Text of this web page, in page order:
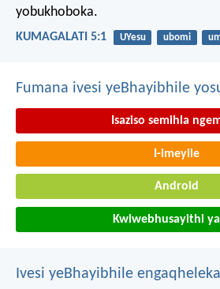
yobukhoboka.
KUMAGALATI 5:1 UYesu ubomi
Fumana ivesi yeBhayibhile
Isaziso semihla
I-imeyile
Android
Kwiwebhusayithi
Ivesi yeBhayibhile